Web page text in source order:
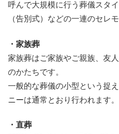
呼んで大規模に行う葬儀スタ
（告別式）などの一連のセレ
・家族葬
家族葬はご家族やご親族、友
のかたちです。
一般的な葬儀の小型という捉
ニーは通常とおり行われます。
・直葬